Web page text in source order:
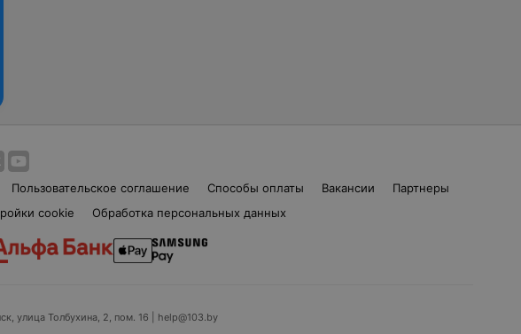
Пользовательское соглашение Способы оплаты Вакансии
Партнеры
cookie Обработка персональных данных
улица Толбухина, 2, пом. 16 | help@103.by